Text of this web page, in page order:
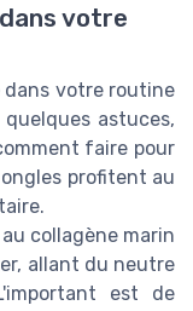
votre
dans votre routine
astuces,
faire pour
profitent au
collagène marin
allant du neutre
est de